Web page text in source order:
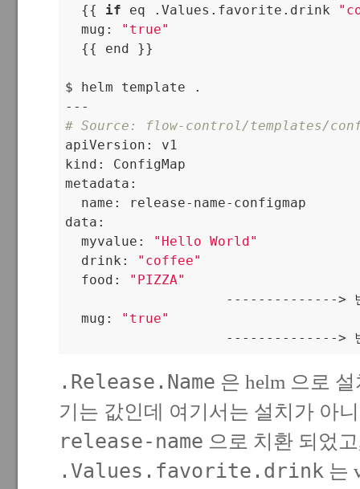
  {{
if eq .Values.favorite.drink
  mug:
"true"
  {{ end }}
$ helm template .
# Source: flow-control/templates/
apiVersion: v1
kind: ConfigMap
metadata:
  name: release-name-configmap
data:
  myvalue:
"Hello World"
  drink:
"coffee"
  food:
"PIZZA"
--------------> 빈
  mug:
"true"
--------------> 빈
.Release.Name 은 helm 으로
기는 값인데 여기서는 설치가 아
release-name 으로 치환 되었
.Values.favorite.drink 는